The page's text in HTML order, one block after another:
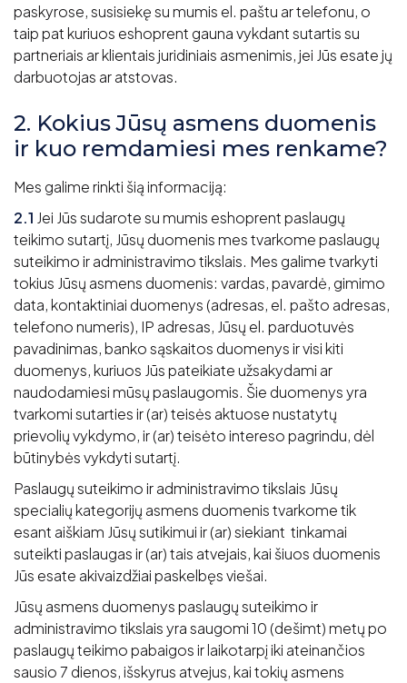
paskyrose, susisiekę su mumis el. paštu ar telefonu, o
taip pat kuriuos eshoprent gauna vykdant sutartis su
partneriais ar klientais juridiniais asmenimis, jei Jūs esate jų
darbuotojas ar atstovas.
2. Kokius Jūsų asmens duomenis
ir kuo remdamiesi mes renkame?
Mes galime rinkti šią informaciją:
2.1 Jei Jūs sudarote su mumis eshoprent paslaugų
teikimo sutartį, Jūsų duomenis mes tvarkome paslaugų
suteikimo ir administravimo tikslais. Mes galime tvarkyti
tokius Jūsų asmens duomenis: vardas, pavardė, gimimo
data, kontaktiniai duomenys (adresas, el. pašto adresas,
telefono numeris), IP adresas, Jūsų el. parduotuvės
pavadinimas, banko sąskaitos duomenys ir visi kiti
duomenys, kuriuos Jūs pateikiate užsakydami ar
naudodamiesi mūsų paslaugomis. Šie duomenys yra
tvarkomi sutarties ir (ar) teisės aktuose nustatytų
prievolių vykdymo, ir (ar) teisėto intereso pagrindu, dėl
būtinybės vykdyti sutartį.
Paslaugų suteikimo ir administravimo tikslais Jūsų
specialių kategorijų asmens duomenis tvarkome tik
esant aiškiam Jūsų sutikimui ir (ar) siekiant tinkamai
suteikti paslaugas ir (ar) tais atvejais, kai šiuos duomenis
Jūs esate akivaizdžiai paskelbęs viešai.
Jūsų asmens duomenys paslaugų suteikimo ir
administravimo tikslais yra saugomi 10 (dešimt) metų po
paslaugų teikimo pabaigos ir laikotarpį iki ateinančios
sausio 7 dienos, išskyrus atvejus, kai tokių asmens